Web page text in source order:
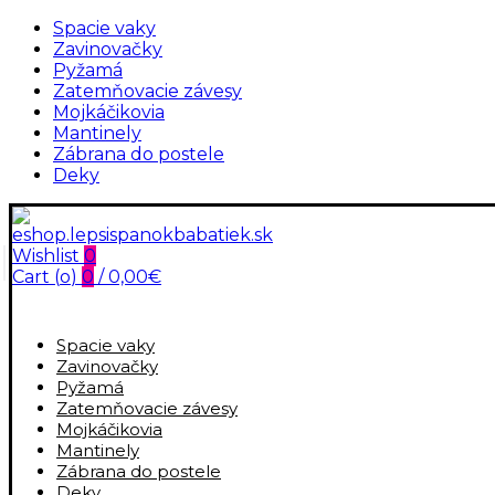
Spacie vaky
Zavinovačky
Pyžamá
Zatemňovacie závesy
Mojkáčikovia
Mantinely
Zábrana do postele
Deky
Wishlist 0
Cart (o) 0 / 0,00€
Spacie vaky
Zavinovačky
Pyžamá
Zatemňovacie závesy
Mojkáčikovia
Mantinely
Zábrana do postele